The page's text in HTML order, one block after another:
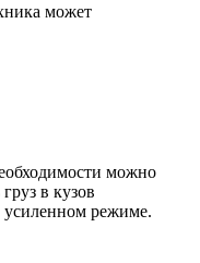
может
можно
в кузов
усиленном режиме.